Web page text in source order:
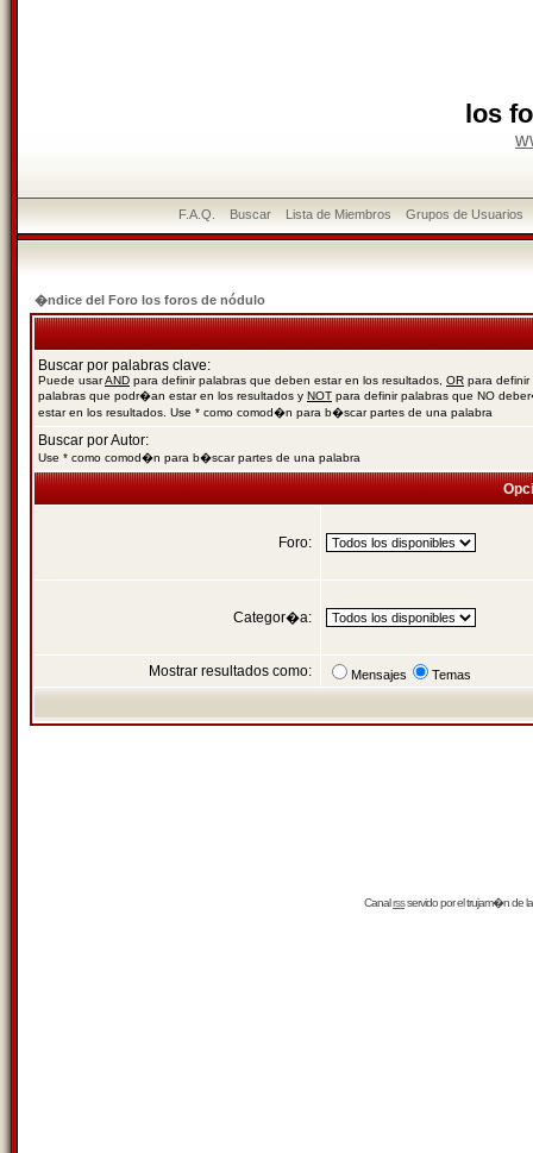
los
F.A.Q. Buscar Lista de Miembros Grupos de Usuarios
�ndice del Foro los foros de nódulo
Buscar por palabras clave:
Puede usarAND para definir palabras que deben estar en los resultados, OR para definir
palabras que podr�an estar en los resultados y NOT para definir palabras que NO
estar en los resultados. Use * como comod�n para b�scar partes de una palabra
Buscar por Autor:
Use * como comod�n para b�scar partes de una palabra
Foro:
Categor�a:
Mostrar resultados como: Mensajes Temas
Canalrssservido por eltrujam�nde